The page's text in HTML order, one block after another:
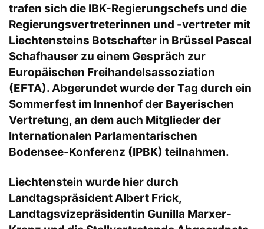
trafen sich die IBK-Regierungschefs und die
Regierungsvertreterinnen und -vertreter mit
Liechtensteins Botschafter in Brüssel Pascal
Schafhauser zu einem Gespräch zur
Europäischen Freihandelsassoziation
(EFTA). Abgerundet wurde der Tag durch ein
Sommerfest im Innenhof der Bayerischen
Vertretung, an dem auch Mitglieder der
Internationalen Parlamentarischen
Bodensee-Konferenz (IPBK) teilnahmen.
Liechtenstein wurde hier durch
Landtagspräsident Albert Frick,
Landtagsvizepräsidentin Gunilla Marxer-